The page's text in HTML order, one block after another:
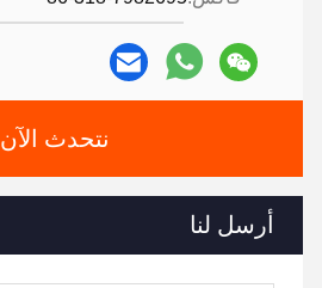
نتحدث الآن
أرسل لنا